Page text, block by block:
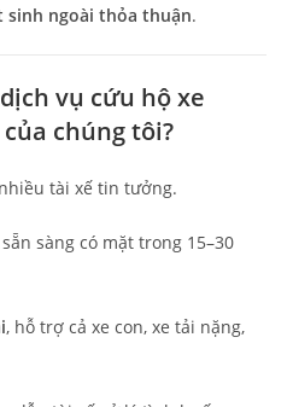
sinh ngoài thỏa thuận.
vụ cứu hộ xe
chúng tôi?
tài xế tin tưởng.
sẵn sàng có mặt trong 15–30
, hỗ trợ cả xe con, xe tải nặng,